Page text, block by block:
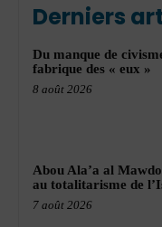
Derniers
Du manque de
fabrique des « eux »
8 août 2026
Abou Ala’a al
au totalitarisme de
7 août 2026